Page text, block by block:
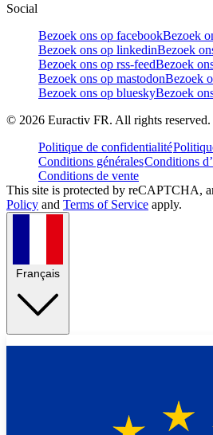
Social
Bezoek ons op facebookBezoek
Bezoek ons op linkedinBezoek
Bezoek ons op rss-feedBezoek
Bezoek ons op mastodonBezoek
Bezoek ons op blueskyBezoek
© 2026 Euractiv FR. All rights reserved.
Politique de confidentialité
Conditions généralesConditions
Conditions de vente
This site is protected by reCAPTCHA,
Policy and Terms of Service apply.
Français